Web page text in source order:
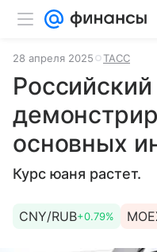
28 апреля 2025 ТАСС
основных
Курс юаня растет.
CNY/RUB+0.79%